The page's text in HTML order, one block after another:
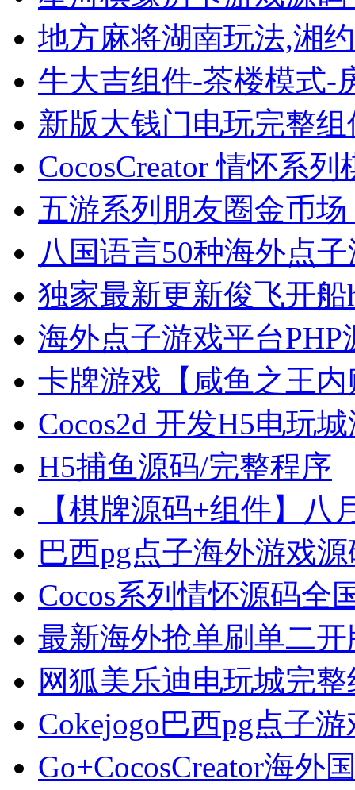
地方麻将湖南玩法,湘
牛大吉组件-茶楼模式-
新版大钱门电玩完整组
CocosCreator 情怀系
五游系列朋友圈金币
八国语言50种海外点
独家最新更新俊飞开
海外点子游戏平台
卡牌游戏【咸鱼之王
Cocos2d 开发H5电玩
H5捕鱼源码/完整程序
【棋牌源码+组件】八
巴西pg点子海外游戏
Cocos系列情怀源码全
最新海外抢单刷单二
网狐美乐迪电玩城完
Cokejogo巴西pg点子
Go+CocosCreator海外